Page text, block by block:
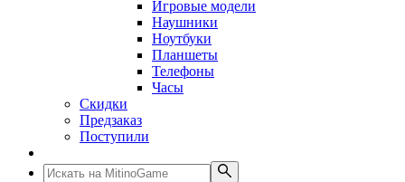
Игровые модели
Наушники
Ноутбуки
Планшеты
Телефоны
Часы
Скидки
Предзаказ
Поступили